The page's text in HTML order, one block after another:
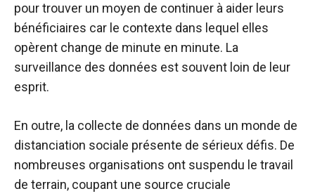
pour trouver un moyen de continuer à aider leurs
bénéficiaires car le contexte dans lequel elles
opèrent change de minute en minute. La
surveillance des données est souvent loin de leur
esprit.
En outre, la collecte de données dans un monde de
distanciation sociale présente de sérieux défis. De
nombreuses organisations ont suspendu le travail
de terrain, coupant une source cruciale